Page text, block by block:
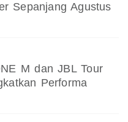
Sepanjang Agustus
M dan JBL Tour
Performa